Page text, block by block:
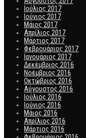
Ιούλιος 2017
Ιούνιος 2017
Μάιος 2017
Απρίλιος 2017
Μάρτιος 2017
Φεβρουάριος 2017
Ιανουάριος 2017
Δεκέμβριος 2016
Νοέμβριος 2016
Οκτώβριος 2016
Αύγουστος 2016
Ιούλιος 2016
Ιούνιος 2016
Μάιος 2016
Απρίλιος 2016
Μάρτιος 2016